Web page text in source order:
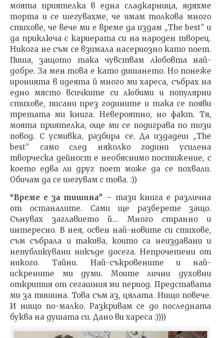
моята приятелка в една сладкарница, ядяхме
торта и се шегувахме, че имам толкова много
стихове, че вече ми е време да издам „The best” и
да приключа с кариерата си на народен творец.
Никога не съм се взимала насериозно като поет.
Пиша, защото така чувствам любовта най-
добре. За мен това е като дишането. Но понеже
иронията в идеята й много ми хареса, събрах на
едно място всичките си любими и популярни
стихове, писани през годините и така се появи
третата ми книга. Невероятно, но факт. Тя,
моята приятелка, още ми се подиграва по този
повод. С усмивка, разбира се. Да издадеш „The
best” само след няколко години усилена
творческа дейност е необяснимо постижение, с
което едва ли друг поет може да се похвали.
Обичам да се шегувам с това. :))
“Време е за тишина” – тази книга е различна
от останалите. Сами ще разберете защо.
Сънувах заглавието й… Много странно и
интересно. В нея, освен най-новите си стихове,
съм събрала и такива, които са неиздавани и
непубликувани никъде досега. Непрочетени от
никого. Тайни. Най-съкровените и най-
искрените ми думи. Моите лични духовни
открития от сегашния ми период. Представата
ми за тишина. Това съм аз, цялата. Нищо повече.
И нищо по-малко. Разкривам се до последната
буква на душата си. Дано ви хареса :))))